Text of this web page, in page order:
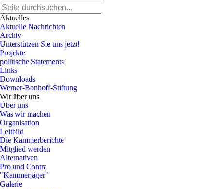
Aktuelles
Aktuelle Nachrichten
Archiv
Unterstützen Sie uns jetzt!
Projekte
politische Statements
Links
Downloads
Werner-Bonhoff-Stiftung
Wir über uns
Über uns
Was wir machen
Organisation
Leitbild
Die Kammerberichte
Mitglied werden
Alternativen
Pro und Contra
"Kammerjäger"
Galerie